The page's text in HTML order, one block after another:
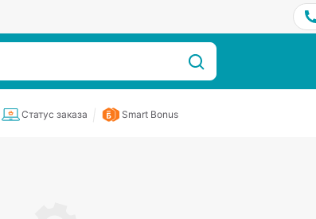
Статус заказа Smart Bonus